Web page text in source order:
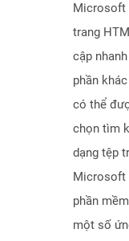
Microsoft
trang
cập
phần
có thể
chọn tìm
dạng tệp
Microsoft
phần
một số